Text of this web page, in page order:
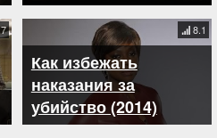
Как избежать
наказания за
убийство (2014)
8.1